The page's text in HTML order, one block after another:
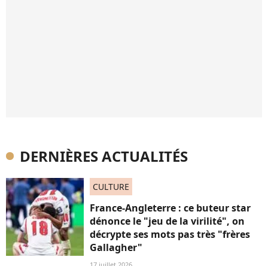
DERNIÈRES ACTUALITÉS
CULTURE
France-Angleterre : ce buteur star
dénonce le "jeu de la virilité", on
décrypte ses mots pas très "frères
Gallagher"